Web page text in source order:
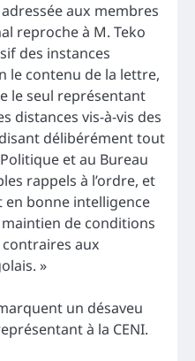
aux membres
reproche à M. Teko
des instances
le contenu de la lettre,
le seul représentant
distances vis-à-vis des
délibérément tout
et au Bureau
rappels à l’ordre, et
bonne intelligence
maintien de conditions
aux
»
un désaveu
à la CENI.